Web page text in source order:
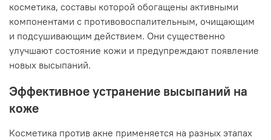
косметика, составы которой обогащены активными
компонентами с противовоспалительным, очищающим
и подсушивающим действием. Они существенно
улучшают состояние кожи и предупреждают появление
новых высыпаний.
Эффективное устранение высыпаний на
коже
Косметика против акне применяется на разных этапах